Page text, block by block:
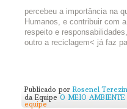
Se não for possível criar,
A ideia pode inspirar
frente, mas para finalizar o
post! Não esqueça =)
percebeu a importância na
Humanos, e contribuir com
respeito e
outro a reciclagem< já faz
Publicado por Rosenel
da Equipe O MEIO AMBIENTE
equipe